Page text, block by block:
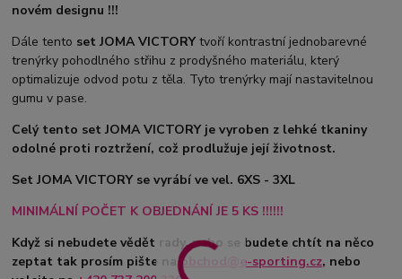
novém designu !!!
Dále tento set JOMA VICTORYtvoří kontrastní jednobarevné
trenýrky pohodlného střihu z prodyšného materiálu, který
optimalizuje odvod potu z těla. Tyto trenýrky mají nastavitelnou
gumu v pase.
Celý tento set JOMA VICTORY je vyroben z lehké tkaniny
odolné proti roztržení, což prodlužuje její životnost.
Set JOMA VICTORY se vyrábí ve vel. 6XS - 3XL
MINIMÁLNÍ POČET K OBJEDNÁNÍ JE 5 KS !!!!!!
Když si nebudete vědět rady, nebo se budete chtít na něco
zeptat tak prosím pište na obchod@e-sporting.cz, nebo